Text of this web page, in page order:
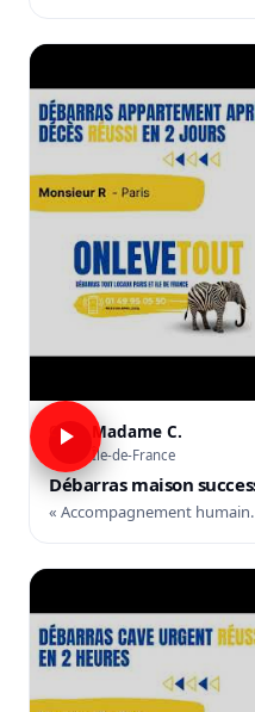
Madame C.
Île-de-France
Débarras maison
« Accompagnement